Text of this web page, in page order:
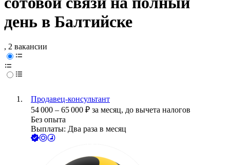
день в Балтийске
, 2 вакансии
Продавец-консультант
54 000 – 65 000 ₽ за месяц, до вычета налогов
Без опыта
Выплаты: Два раза в месяц